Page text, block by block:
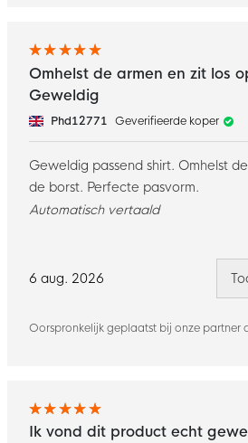
6 aug. 2026
Oorspronkelijk geplaatst bij onze partner
Omhelst de armen en zit los
Geweldig
Phd12771 Geverifieerde koper
Geweldig passend shirt. Omhelst
de borst. Perfecte pasvorm.
Automatisch vertaald
Ik vond dit product echt